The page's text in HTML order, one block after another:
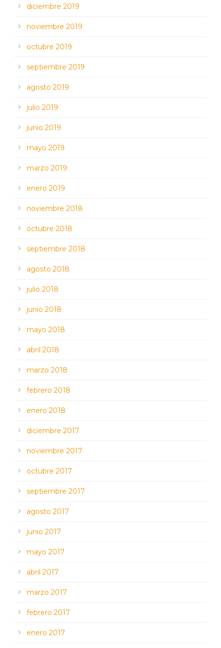
diciembre 2019
noviembre 2019
octubre 2019
septiembre 2019
agosto 2019
julio 2019
junio 2019
mayo 2019
marzo 2019
enero 2019
noviembre 2018
octubre 2018
septiembre 2018
agosto 2018
julio 2018
junio 2018
mayo 2018
abril 2018
marzo 2018
febrero 2018
enero 2018
diciembre 2017
noviembre 2017
octubre 2017
septiembre 2017
agosto 2017
junio 2017
mayo 2017
abril 2017
marzo 2017
febrero 2017
enero 2017